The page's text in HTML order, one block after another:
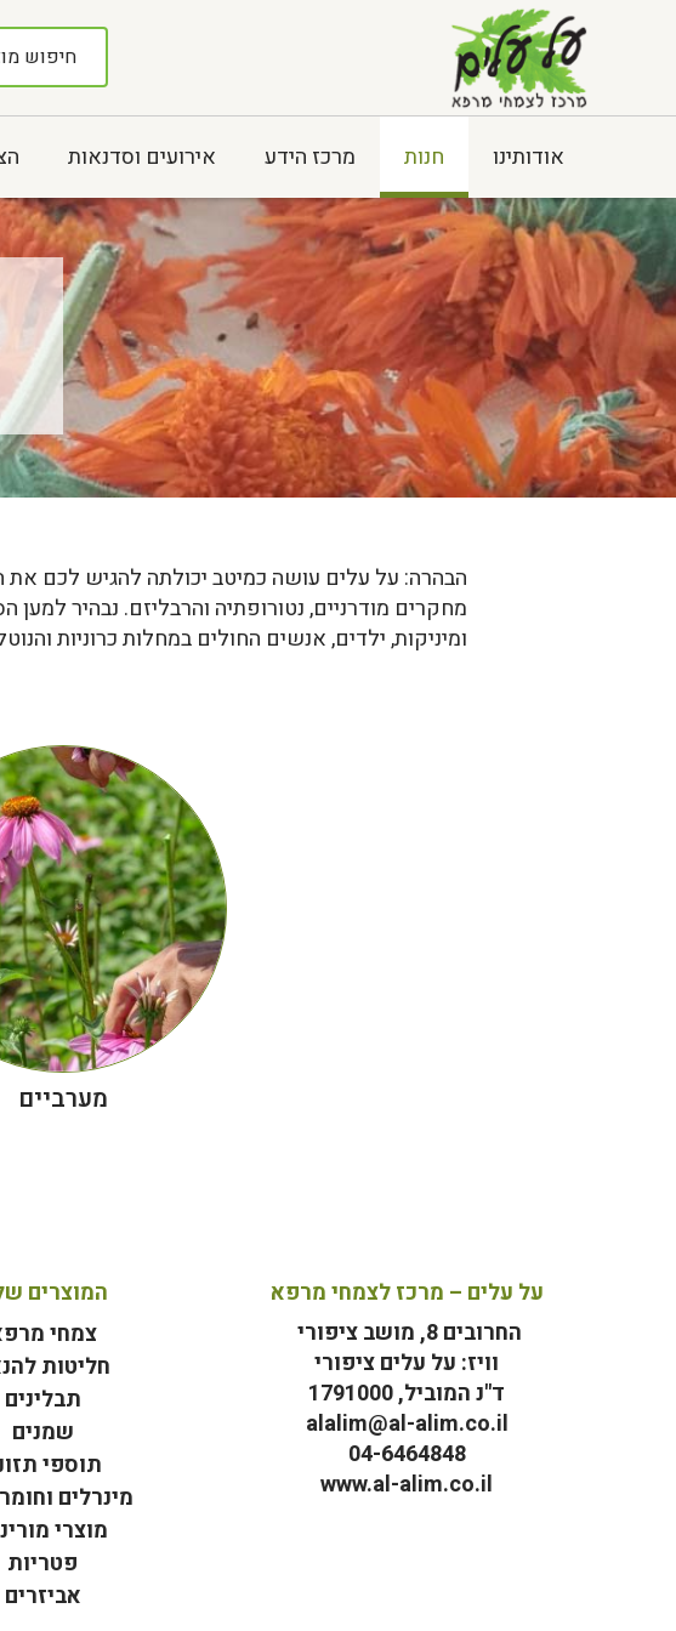
אודותינו חנות מרכז הידע אירועים וסדנאות
הבהרה: על עלים עושה כמיטב יכולתה להגיש לכם
מחקרים מודרניים, נטורופתיה והרבליזם. נבהיר
ומיניקות, ילדים, אנשים החולים במחלות כרוניות
מערביים
על עלים – מרכז לצמחי מרפא
החרובים 8, מושב ציפורי
וויז: על עלים ציפורי
ד"נ המוביל, 1791000
alalim@al-alim.co.il
04-6464848
www.al-alim.co.il
המוצרים
צמחי
חליטות
תבלינים
שמנים
תוספי
מינרלים
מוצרי
פטריות
אביזרים